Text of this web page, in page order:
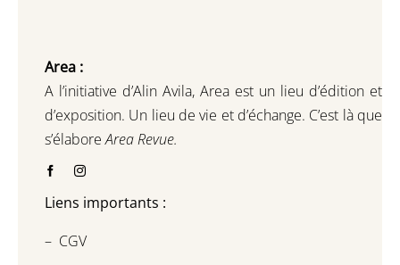
Area :
A l’initiative d’Alin Avila, Area est un lieu d’édition et
d’exposition. Un lieu de vie et d’échange. C’est là que
s’élaboreArea Revue.
Liens importants :
– CGV